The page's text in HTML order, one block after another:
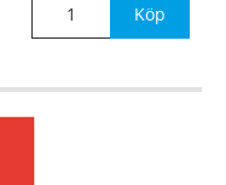
lyser i
LED eller annan
Köp